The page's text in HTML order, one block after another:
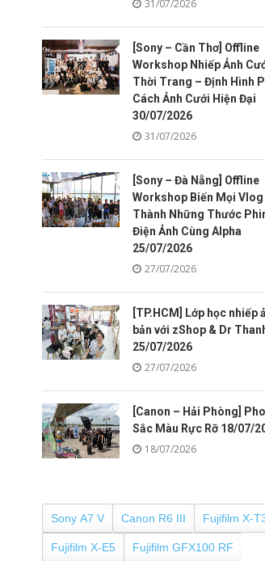
31/07/2026
[Sony – Cần Thơ] Offline
Workshop Nhiếp Ảnh
Thời Trang – Định Hình
Cách Ảnh Cưới Hiện Đại
30/07/2026
31/07/2026
[Sony – Đà Nẵng] Offline
Workshop Biến Mọi Vlog
Thành Những Thước
Điện Ảnh Cùng Alpha
25/07/2026
27/07/2026
[TP.HCM] Lớp học nhiếp
bản với zShop & Dr
25/07/2026
27/07/2026
[Canon – Hải Phòng]
Sắc Màu Rực Rỡ 18/07/
18/07/2026
Sony A7 V Canon R6 III Fujifilm X-
Fujifilm X-E5 Fujifilm GFX100 RF